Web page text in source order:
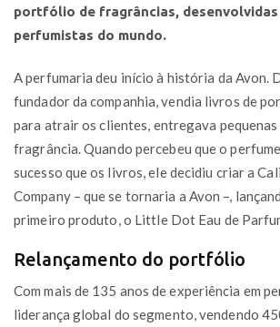
portfólio de fragrâncias,
perfumistas do mundo.
A perfumaria deu início à história da Avon.
fundador da companhia, vendia livros de
para atrair os clientes, entregava pequenas
fragrância. Quando percebeu que o
sucesso que os livros, ele decidiu criar a
Company – que se tornaria a Avon –,
primeiro produto, o Little Dot Eau de
Relançamento do portfólio
Com mais de 135 anos de experiência em
liderança global do segmento, vendendo